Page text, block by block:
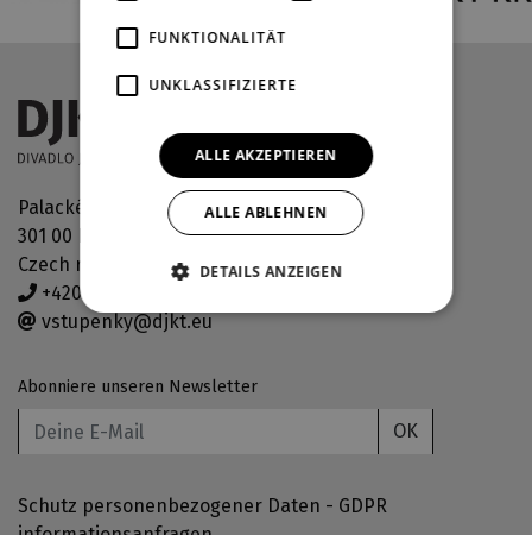
Palackého náměstí 30
301 00 Plzeň
Czech republic
+420 378 038 190
vstupenky@djkt.eu
Abonniere unseren Newsletter
OK
Schutz personenbezogener Daten - GDPR
FUNKTIONALITÄT
UNKLASSIFIZIERTE
ALLE AKZEPTIEREN
ALLE ABLEHNEN
DETAILS ANZEIGEN